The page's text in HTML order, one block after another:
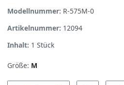
Modellnummer: R-575M-0
Artikelnummer: 12094
Inhalt: 1 Stück
Größe: M